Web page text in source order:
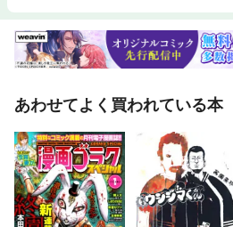
あわせてよく買われている本